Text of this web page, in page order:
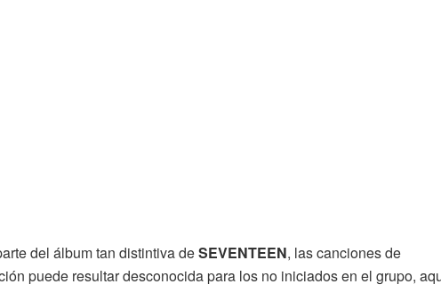
del álbum tan distintiva deSEVENTEEN, las canciones de
puede resultar desconocida para los no iniciados en el grupo,